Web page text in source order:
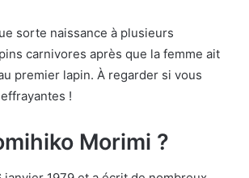
sorte naissance à plusieurs
carnivores après que la femme ait
premier lapin. À regarder si vous
!
Morimi ?